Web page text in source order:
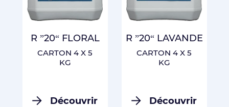
R ”20“ FLORAL
CARTON 4 X 5
KG
Découvrir
R ”20“ LAVANDE
CARTON 4 X 5
KG
Découvrir